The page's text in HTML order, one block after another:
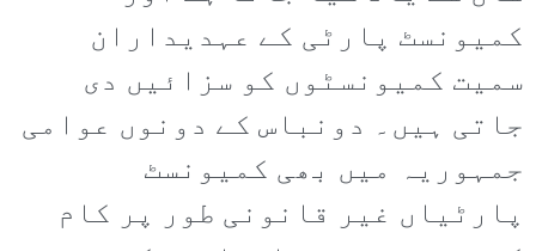
کمیونسٹ پارٹی کے عہدیداران
سمیت کمیونسٹوں کو سزائیں دی
جاتی ہیں۔ دونباس کے دونوں عوامی
جمہوریہ میں بھی کمیونسٹ
پارٹیاں غیر قانونی طور پر کام